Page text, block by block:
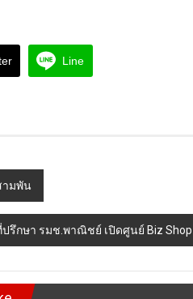
Line
ามพัน​
รึกษา รมช.พาณิชย์ เปิดศูนย์ Biz